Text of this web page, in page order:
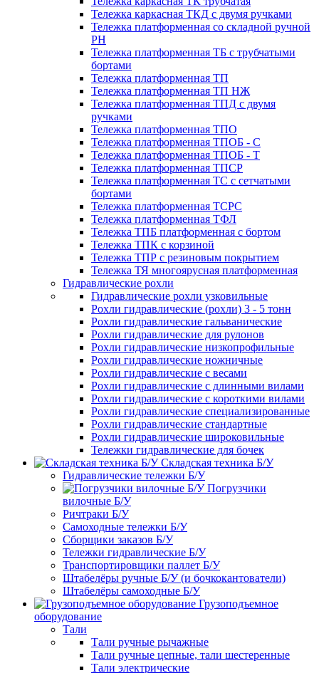
Тележка каркасная ТКД с двумя ручками
Тележка платформенная со складной ручной
PH
Тележка платформенная ТБ с трубчатыми
бортами
Тележка платформенная ТП
Тележка платформенная ТП НЖ
Тележка платформенная ТПД с двумя
ручками
Тележка платформенная ТПО
Тележка платформенная ТПОБ - С
Тележка платформенная ТПОБ - Т
Тележка платформенная ТПСР
Тележка платформенная ТС с сетчатыми
бортами
Тележка платформенная ТСРС
Тележка платформенная ТФЛ
Тележка ТПБ платформенная с бортом
Тележка ТПК с корзиной
Тележка ТПР с резиновым покрытием
Тележка ТЯ многоярусная платформенная
Гидравлические рохли
Гидравлические рохли узковильные
Рохли гидравлические (рохли) 3 - 5 тонн
Рохли гидравлические гальванические
Рохли гидравлические для рулонов
Рохли гидравлические низкопрофильные
Рохли гидравлические ножничные
Рохли гидравлические с весами
Рохли гидравлические с длинными вилами
Рохли гидравлические с короткими вилами
Рохли гидравлические специализированные
Рохли гидравлические стандартные
Рохли гидравлические широковильные
Тележки гидравлические для бочек
Складская техника Б/У
Гидравлические тележки Б/У
Погрузчики
вилочные Б/У
Ричтраки Б/У
Самоходные тележки Б/У
Сборщики заказов Б/У
Тележки гидравлические Б/У
Транспортировщики паллет Б/У
Штабелёры ручные Б/У (и бочкокантователи)
Штабелёры самоходные Б/У
Грузоподъемное
оборудование
Тали
Тали ручные рычажные
Тали ручные цепные, тали шестеренные
Тали электрические